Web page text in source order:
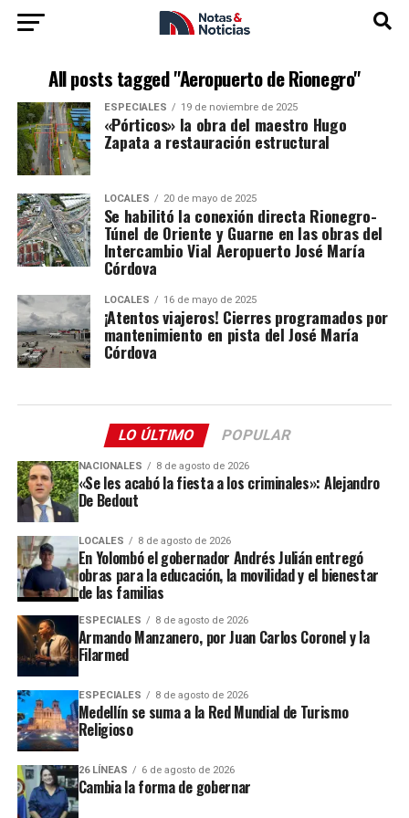
All posts tagged "Aeropuerto de Rionegro"
ESPECIALES 19 de noviembre de 2025
«Pórticos» la obra del maestro Hugo
Zapata a restauración estructural
LOCALES 20 de mayo de 2025
Se habilitó la conexión directa Rionegro-
Túnel de Oriente y Guarne en las obras del
Intercambio Vial Aeropuerto José María
Córdova
LOCALES 16 de mayo de 2025
¡Atentos viajeros! Cierres programados por
mantenimiento en pista del José María
Córdova
LO ÚLTIMO POPULAR
NACIONALES 8 de agosto de 2026
«Se les acabó la fiesta a los criminales»: Alejandro
De Bedout
LOCALES 8 de agosto de 2026
En Yolombó el gobernador Andrés Julián entregó
obras para la educación, la movilidad y el bienestar
de las familias
ESPECIALES 8 de agosto de 2026
Armando Manzanero, por Juan Carlos Coronel y la
Filarmed
ESPECIALES 8 de agosto de 2026
Medellín se suma a la Red Mundial de Turismo
Religioso
26 LÍNEAS 6 de agosto de 2026
Cambia la forma de gobernar